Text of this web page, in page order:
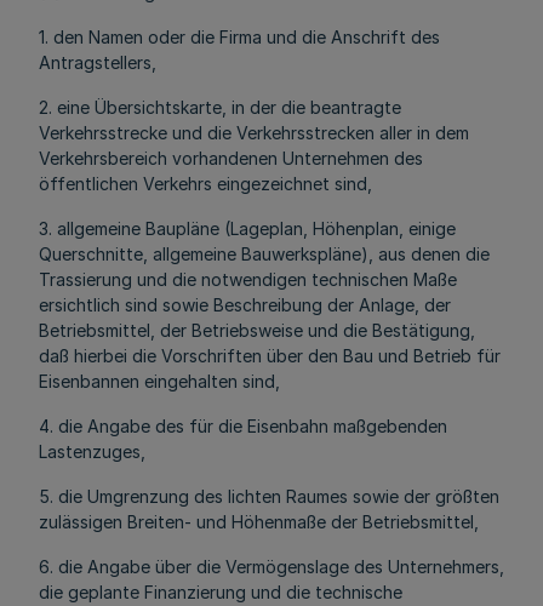
1. den Namen oder die Firma und die Anschrift des
Antragstellers,
2. eine Übersichtskarte, in der die beantragte
Verkehrsstrecke und die Verkehrsstrecken aller in dem
Verkehrsbereich vorhandenen Unternehmen des
öffentlichen Verkehrs eingezeichnet sind,
3. allgemeine Baupläne (Lageplan, Höhenplan, einige
Querschnitte, allgemeine Bauwerkspläne), aus denen die
Trassierung und die notwendigen technischen Maße
ersichtlich sind sowie Beschreibung der Anlage, der
Betriebsmittel, der Betriebsweise und die Bestätigung,
daß hierbei die Vorschriften über den Bau und Betrieb für
Eisenbannen eingehalten sind,
4. die Angabe des für die Eisenbahn maßgebenden
Lastenzuges,
5. die Umgrenzung des lichten Raumes sowie der größten
zulässigen Breiten- und Höhenmaße der Betriebsmittel,
6. die Angabe über die Vermögenslage des Unternehmers,
die geplante Finanzierung und die technische